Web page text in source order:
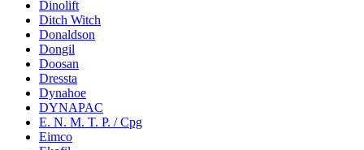
Dinolift
Ditch Witch
Donaldson
Dongil
Doosan
Dressta
Dynahoe
DYNAPAC
E. N. M. T. P. / Cpg
Eimco